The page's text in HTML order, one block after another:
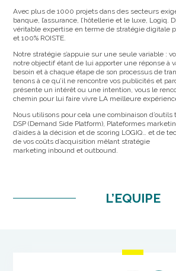
Avec plus de 1000 projets dans des secteurs
banque, l’assurance, l’hôtellerie et le luxe, Logiq.
véritableexpertise en terme de stratégie digitale
et100% ROISTE.
Notre stratégie s’appuie sur une seule variable :
notreobjectif étant de lui apporter une réponse à
besoinet à chaque étape de son processus de
tenons à cequ’il ne rencontre vos publicités et
présente un intérêtou une intention, vous le
chemin pour lui fairevivre LA meilleure
Nous utilisons pour cela une combinaison d’outils
DSP(Demand Side Platform), Plateformes
d’aides à la décision et de scoring LOGIQ… et de
de voscoûts d’acquisition mêlant stratégie
marketing inbound etoutbound.
L’EQUIPE